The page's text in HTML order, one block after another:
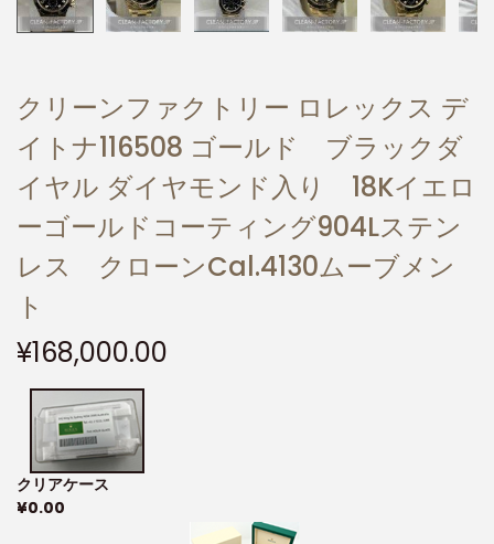
クリーンファクトリー ロレックス デ
イトナ116508 ゴールド ブラックダ
イヤル ダイヤモンド入り 18Kイエロ
ーゴールドコーティング904Lステン
レス クローンCal.4130ムーブメン
ト
¥168,000.00
クリアケース
¥0.00